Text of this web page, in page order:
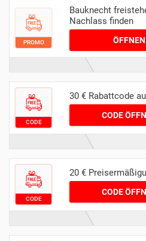
PROMO
Bauknecht
Nachlass finden
ÖFFNEN
CODE
30 € Rabattcode
CODE
CODE
20 €
CODE